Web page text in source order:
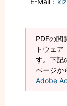
PDFの閲
トウェ
す。下記
ページか
Adobe